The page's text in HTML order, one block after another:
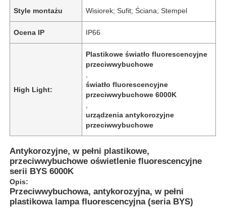
Style montażu Wisiorek; Sufit; Ściana; Stempel
Ocena IP IP66
High Light:
Plastikowe światło fluorescencyjne
przeciwwybuchowe
światło fluorescencyjne
przeciwwybuchowe 6000K
urządzenia antykorozyjne
przeciwwybuchowe
Antykorozyjne, w pełni plastikowe,
przeciwwybuchowe oświetlenie fluorescencyjne
serii BYS 6000K
Opis:
Przeciwwybuchowa, antykorozyjna, w pełni
plastikowa lampa fluorescencyjna (seria BYS)